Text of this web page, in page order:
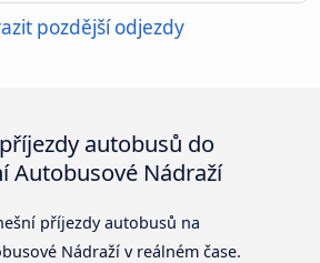
pozdější odjezdy
autobusů do
Autobusové Nádraží
příjezdy autobusů na
Nádraží v reálném čase.